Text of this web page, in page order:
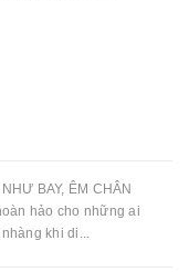
BAY, ÊM CHÂN
hảo cho những ai
khi di...